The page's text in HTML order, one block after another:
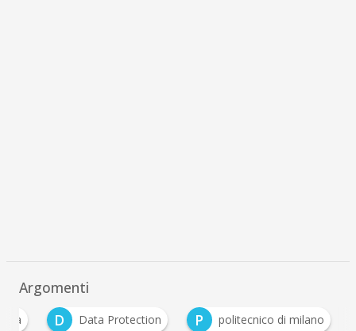
Argomenti
D Data Protection P politecnico di milano